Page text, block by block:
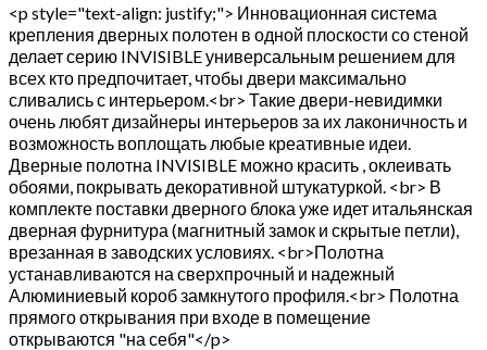
<p style="text-align: justify;"> Инновационная система
крепления дверных полотен в одной плоскости со стеной
делает серию INVISIBLE универсальным решением для
всех кто предпочитает, чтобы двери максимально
сливались с интерьером.<br> Такие двери-невидимки
очень любят дизайнеры интерьеров за их лаконичность и
возможность воплощать любые креативные идеи.
Дверные полотна INVISIBLE можно красить , оклеивать
обоями, покрывать декоративной штукатуркой. <br> В
комплекте поставки дверного блока уже идет итальянская
дверная фурнитура (магнитный замок и скрытые петли),
врезанная в заводских условиях. <br>Полотна
устанавливаются на сверхпрочный и надежный
Алюминиевый короб замкнутого профиля.<br> Полотна
прямого открывания при входе в помещение
открываются "на себя"</p>